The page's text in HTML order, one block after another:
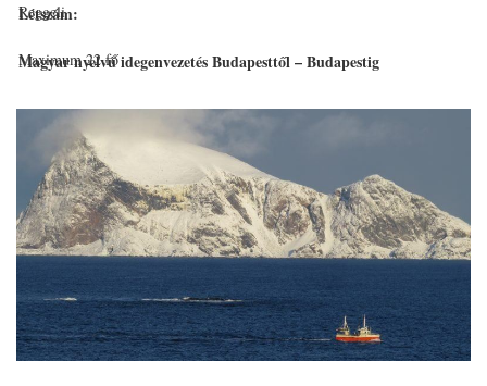
Reggeli
Létszám:
Maximum 22 fő
Magyar nyelvű idegenvezetés Budapesttől – Budapestig